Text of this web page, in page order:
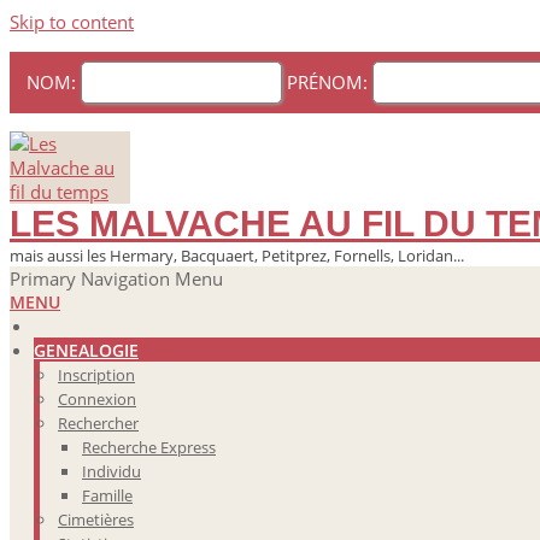
Skip to content
NOM: PRÉNOM:
LES MALVACHE AU FIL DU
mais aussi les Hermary, Bacquaert, Petitprez, Fornells, Loridan...
Primary Navigation Menu
MENU
GENEALOGIE
Inscription
Connexion
Rechercher
Recherche Express
Individu
Famille
Cimetières